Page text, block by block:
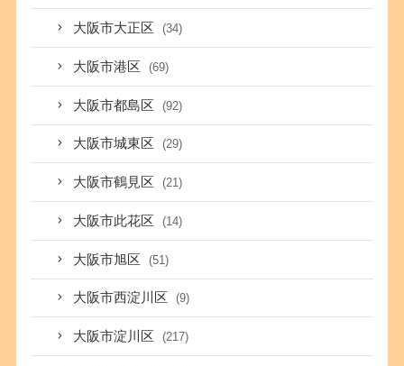
大阪市大正区 (34)
大阪市港区 (69)
大阪市都島区 (92)
大阪市城東区 (29)
大阪市鶴見区 (21)
大阪市此花区 (14)
大阪市旭区 (51)
大阪市西淀川区 (9)
大阪市淀川区 (217)